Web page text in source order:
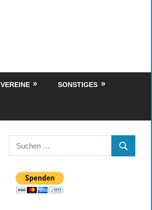
VEREINE SONSTIGES
Suchen
nach:
SUCHEN